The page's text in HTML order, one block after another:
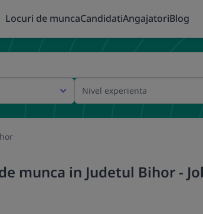
Locuri de muncaCandidatiAngajatoriBlog
Nivel experienta
munca in Judetul Bihor -